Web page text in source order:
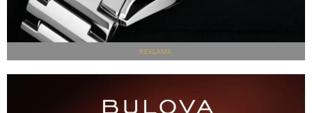
REKLAMA